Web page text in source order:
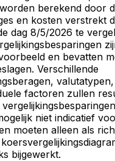
berekend door
en kosten verstrekt
dag 8/5/2026 te
en bevatten
Verschillende
factoren zullen
niet indicatief
moeten alleen als
bijgewerkt.